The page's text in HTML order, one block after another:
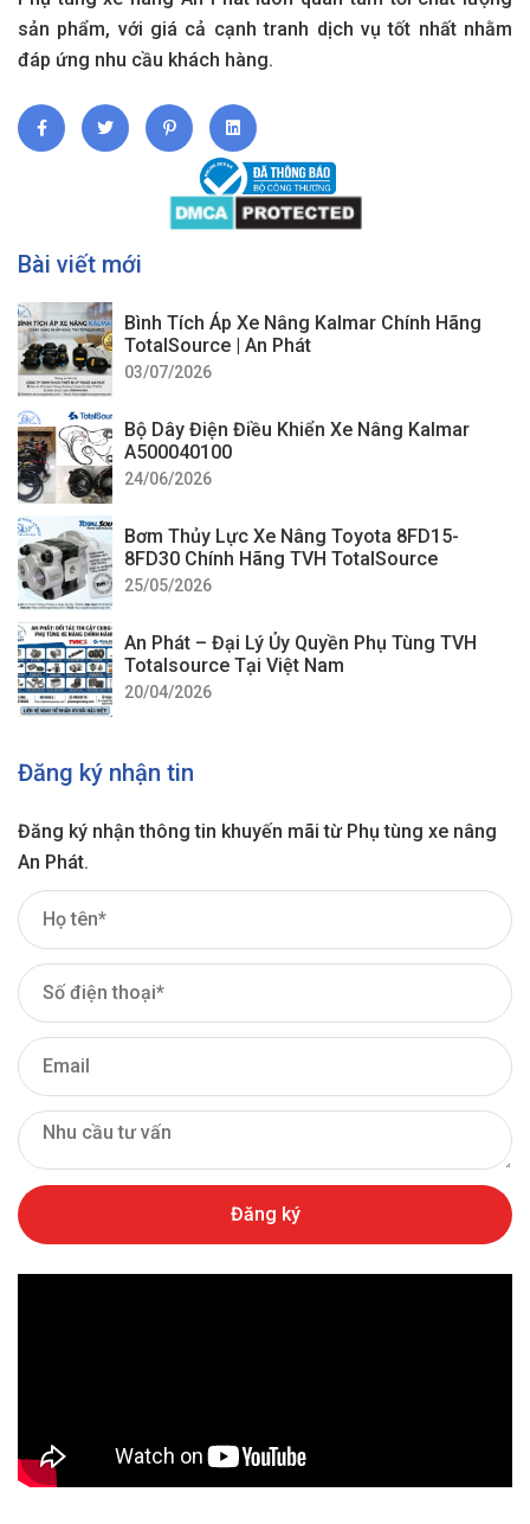
sản phẩm, với giá cả cạnh tranh dịch vụ tốt nhất nhằm
đáp ứng nhu cầu khách hàng.
Bài viết mới
Bình Tích Áp Xe Nâng Kalmar Chính Hãng
TotalSource | An Phát
03/07/2026
Bộ Dây Điện Điều Khiển Xe Nâng Kalmar
A500040100
24/06/2026
Bơm Thủy Lực Xe Nâng Toyota 8FD15-
8FD30 Chính Hãng TVH TotalSource
25/05/2026
An Phát – Đại Lý Ủy Quyền Phụ Tùng TVH
Totalsource Tại Việt Nam
20/04/2026
Đăng ký nhận tin
Đăng ký nhận thông tin khuyến mãi từ Phụ tùng xe nâng
An Phát.